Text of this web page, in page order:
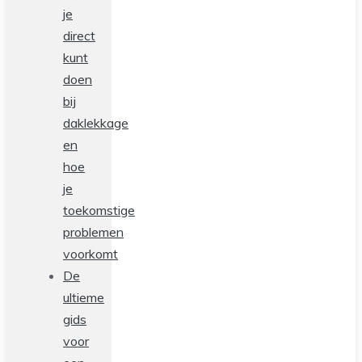
je
direct
kunt
doen
bij
daklekkage
en
hoe
je
toekomstige
problemen
voorkomt
De
ultieme
gids
voor